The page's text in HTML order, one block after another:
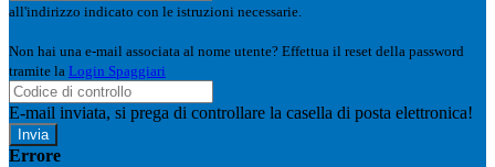
all'indirizzo indicato con le istruzioni necessarie.
Non hai una e-mail associata al nome utente? Effettua il reset della password
tramite la Login Spaggiari
E-mail inviata, si prega di controllare la casella di posta elettronica!
Errore